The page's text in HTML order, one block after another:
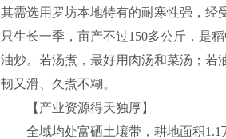
其需选用罗坊本地特有的耐寒性强，经
只生长一季，亩产不过150多公斤，是
油炒。若汤煮，最好用肉汤和菜汤；若
韧又滑、久煮不糊。
【产业资源得天独厚】
全域均处富硒土壤带，耕地面积1.1